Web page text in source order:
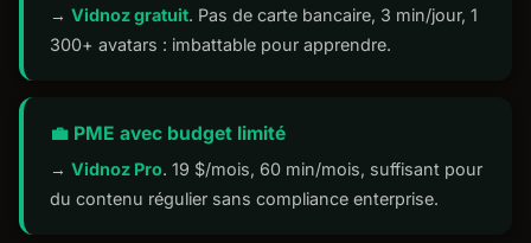
→ Vidnoz gratuit. Pas de carte bancaire, 3 min/jour, 1
300+ avatars : imbattable pour apprendre.
💼 PME avec budget limité
→ Vidnoz Pro. 19 $/mois, 60 min/mois, suffisant pour
du contenu régulier sans compliance enterprise.